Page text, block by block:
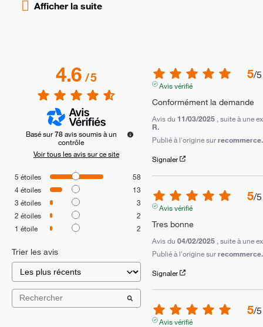
4.6/5
Basé sur78 avis soumis à un
contrôle
Voir tous les avis sur ce site
5 étoiles
58
4étoiles
13
3 étoiles
3
2 étoiles
2
1 étoile 2
Trier les avis
5/5
Avis vérifié
Conformément la demande
Avis du 11/03/2025 , suite à une
R.
Publié à l'origine sur
Signaler
5/5
Avis vérifié
Tres bonne
Avis du 04/02/2025 , suite à une
Publié à l'origine sur
Signaler
5/5
Avis vérifié